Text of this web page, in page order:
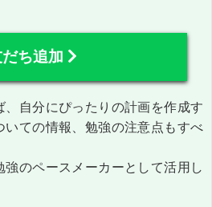
ち追加
、自分にぴったりの計画を作成す
いての情報、勉強の注意点もすべ
のペースメーカーとして活用し